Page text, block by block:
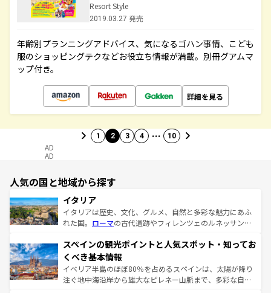
Resort Style
2019.03.27 発売
年齢別プランニングアドバイス、気になるゴハン事情、こども
服のショッピングテクなどお役立ち情報が満載。別冊グアムマ
ップ付き。
詳細を見る
1 2 3 4 … 10
AD
AD
人気の国と地域から探す
イタリア
イタリアは歴史、文化、グルメ、自然と多彩な魅力にあふ
れた国。 ローマの古代遺跡やフィレンツェのルネッサンス
ろん、トスカーナの美しい田園風景やアマルフィ海岸の絶
景など、自然景観も見逃せない。観光の合間には、本場の
ピザやパスタなど、絶品のイタリア料理を堪能することも
できる。朝目覚めてから夜眠るまで、すべての瞬間を楽し
スペインの観光ポイントと人気スポット・知ってお
くべき基本情報
イベリア半島のほぼ80％を占めるスペインは、太陽が降り
注ぐ地中海沿岸から雄大なピレネー山脈まで、多彩な自然